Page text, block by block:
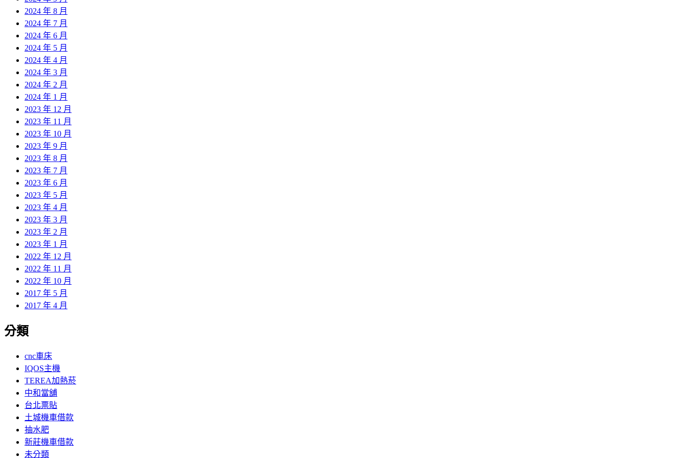
2024 年 8 月
2024 年 7 月
2024 年 6 月
2024 年 5 月
2024 年 4 月
2024 年 3 月
2024 年 2 月
2024 年 1 月
2023 年 12 月
2023 年 11 月
2023 年 10 月
2023 年 9 月
2023 年 8 月
2023 年 7 月
2023 年 6 月
2023 年 5 月
2023 年 4 月
2023 年 3 月
2023 年 2 月
2023 年 1 月
2022 年 12 月
2022 年 11 月
2022 年 10 月
2017 年 5 月
2017 年 4 月
分類
cnc車床
IQOS主機
TEREA加熱菸
中和當舖
台北票貼
土城機車借款
抽水肥
新莊機車借款
未分類